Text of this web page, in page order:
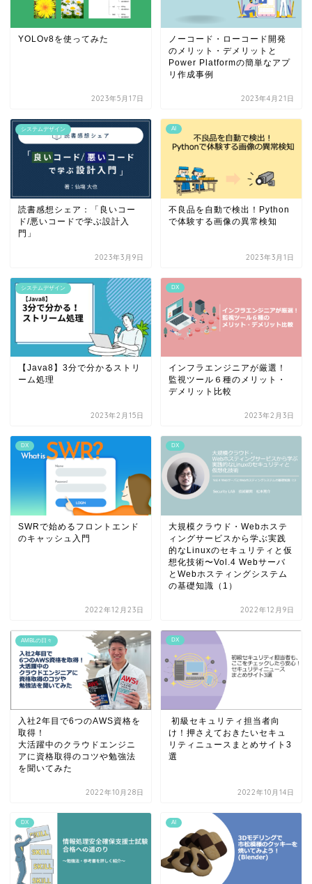
YOLOv8を使ってみた
2023年5月17日
ノーコード・ローコード開発
のメリット・デメリットと
Power Platformの簡単なアプ
リ作成事例
2023年4月21日
システムデザイン
読書感想シェア：「良いコー
ド/悪いコードで学ぶ設計入
門」
2023年3月9日
AI
不良品を自動で検出！Python
で体験する画像の異常検知
2023年3月1日
システムデザイン
【Java8】3分で分かるストリ
ーム処理
2023年2月15日
DX
インフラエンジニアが厳選！
監視ツール６種のメリット・
デメリット比較
2023年2月3日
DX
SWRで始めるフロントエンド
のキャッシュ入門
2022年12月23日
DX
大規模クラウド・Webホステ
ィングサービスから学ぶ実践
的なLinuxのセキュリティと仮
想化技術〜Vol.4 Webサーバ
とWebホスティングシステム
の基礎知識（1）
2022年12月9日
AMBLの日々
入社2年目で6つのAWS資格を
取得！
大活躍中のクラウドエンジニ
アに資格取得のコツや勉強法
を聞いてみた
2022年10月28日
DX
初級セキュリティ担当者向
け！押さえておきたいセキュ
リティニュースまとめサイト3
選
2022年10月14日
DX AI